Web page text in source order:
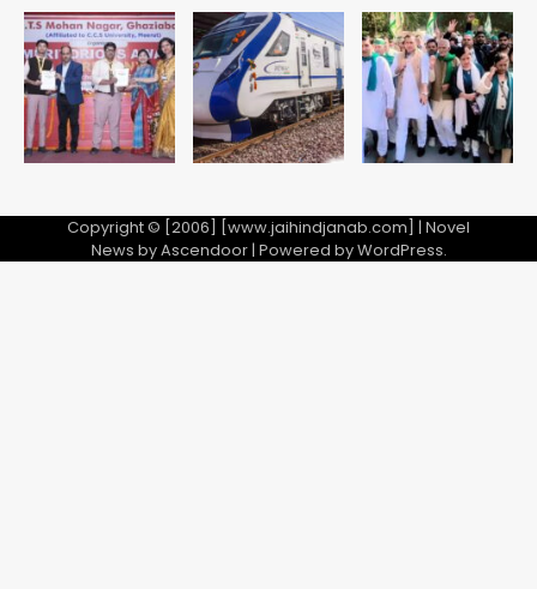
5
Taylor Swift: ट्रंप कैंपेन-व्हाइट हाउस
पोस्ट से हटाए गए गाने, जानें पूरा विवाद
Avinash Kumar
Copyright © [2006] [www.jaihindjanab.com] | Novel
News byAscendoor| Powered byWordPress.